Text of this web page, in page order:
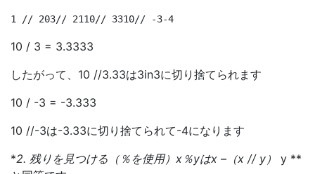
10 / 3 = 3.3333
したがって、10 //3.33は3in3に切り捨てられます
10 / -3 = -3.333
10 //-3は-3.33に切り捨てられて-4になります
*2. 残りを見つける（％を使用）x％yはx –（x // y）
y **